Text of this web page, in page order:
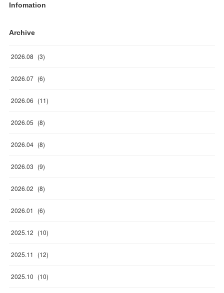
Infomation
Archive
2026.08 (3)
2026.07 (6)
2026.06 (11)
2026.05 (8)
2026.04 (8)
2026.03 (9)
2026.02 (8)
2026.01 (6)
2025.12 (10)
2025.11 (12)
2025.10 (10)